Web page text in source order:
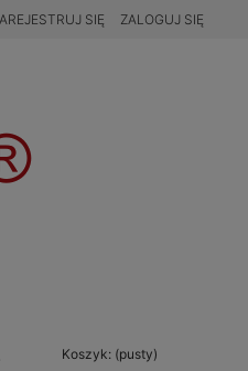
SIĘ ZALOGUJ SIĘ
Koszyk: (pusty)